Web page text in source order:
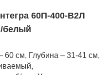
60П-400-В2Л
белый
см, Глубина – 31-41 см,